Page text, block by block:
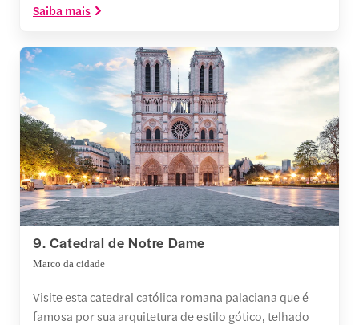
Saiba mais
9. Catedral de Notre Dame
Marco da cidade
Visite esta catedral católica romana palaciana que é
famosa por sua arquitetura de estilo gótico, telhado